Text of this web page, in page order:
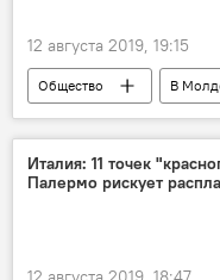
12 августа 2019, 19:15
Общество В
Италия: 11 точек
Палермо рискует